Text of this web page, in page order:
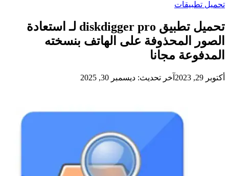
تحميل تطبيقات
تحميل تطبيق diskdigger pro لـ استعادة
الصور المحذوفة على الهاتف بنسخته
المدفوعة مجانا
أكتوبر 29, 2023 آخر تحديث: ديسمبر 30, 2025